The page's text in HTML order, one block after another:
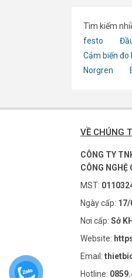
Tìm kiếm
festo
Cảm biến đo
Norgren
VỀ CHÚNG
CÔNG TY
CÔNG NGHỆ
MST:
Ngày cấp: 17/
Nơi cấp: Sở
Website:
Email:
Hotline: